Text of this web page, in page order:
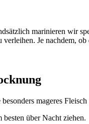
marinieren wir
Je nachdem,
mageres
besten über Nacht ziehen.